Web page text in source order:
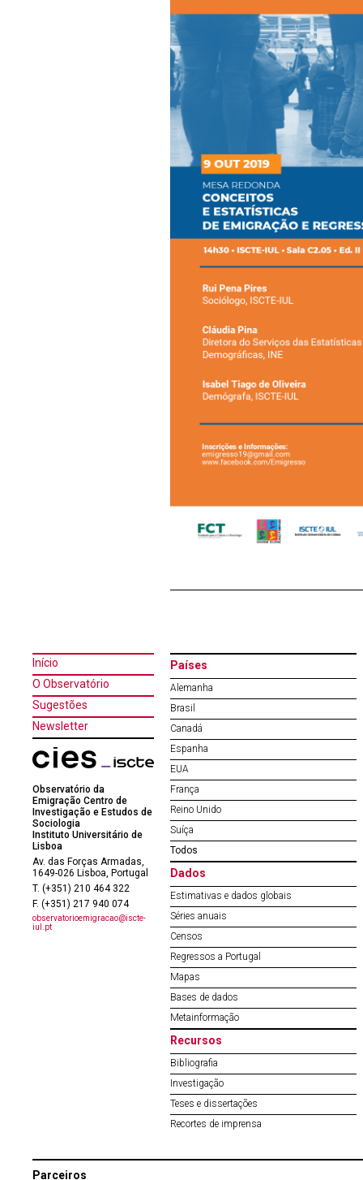
Início
O Observatório
Sugestões
Newsletter
Observatório da
Emigração Centro de
Investigação e Estudos de
Sociologia
Instituto Universitário de
Lisboa
Av. das Forças Armadas,
1649-026 Lisboa, Portugal
T. (+351) 210 464 322
F. (+351) 217 940 074
observatorioemigracao@iscte-
iul.pt
Países
Alemanha
Brasil
Canadá
Espanha
EUA
França
Reino Unido
Suíça
Todos
Dados
Estimativas e dados globais
Séries anuais
Censos
Regressos a Portugal
Mapas
Bases de dados
Metainformação
Recursos
Bibliografia
Investigação
Teses e dissertações
Recortes de imprensa
Parceiros